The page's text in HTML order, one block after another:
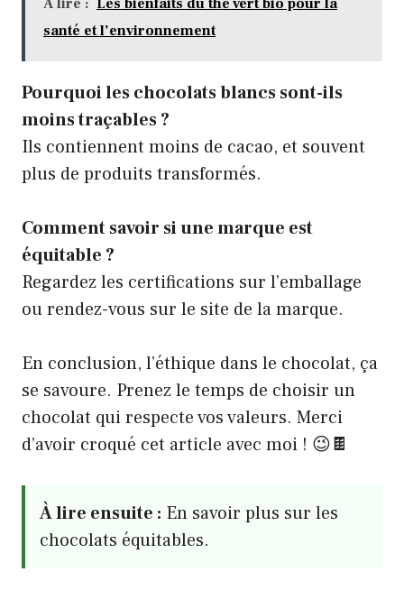
A lire : Les bienfaits du thé vert bio pour la
santé et l’environnement
Pourquoi les chocolats blancs sont-ils
moins traçables ?
Ils contiennent moins de cacao, et souvent
plus de produits transformés.
Comment savoir si une marque est
équitable ?
Regardez les certifications sur l’emballage
ou rendez-vous sur le site de la marque.
En conclusion, l’éthique dans le chocolat, ça
se savoure. Prenez le temps de choisir un
chocolat qui respecte vos valeurs. Merci
d’avoir croqué cet article avec moi ! 😉🍫
À lire ensuite : En savoir plus sur les
chocolats équitables.